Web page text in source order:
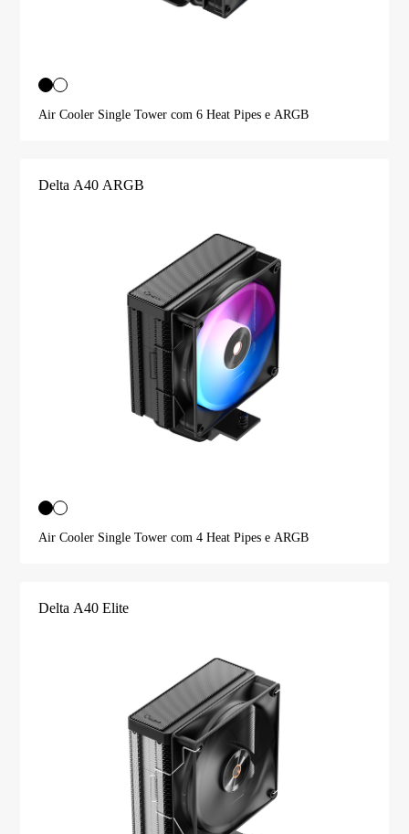
Air Cooler Single Tower com 6 Heat Pipes e ARGB
Delta A40 ARGB
Air Cooler Single Tower com 4 Heat Pipes e ARGB
Delta A40 Elite